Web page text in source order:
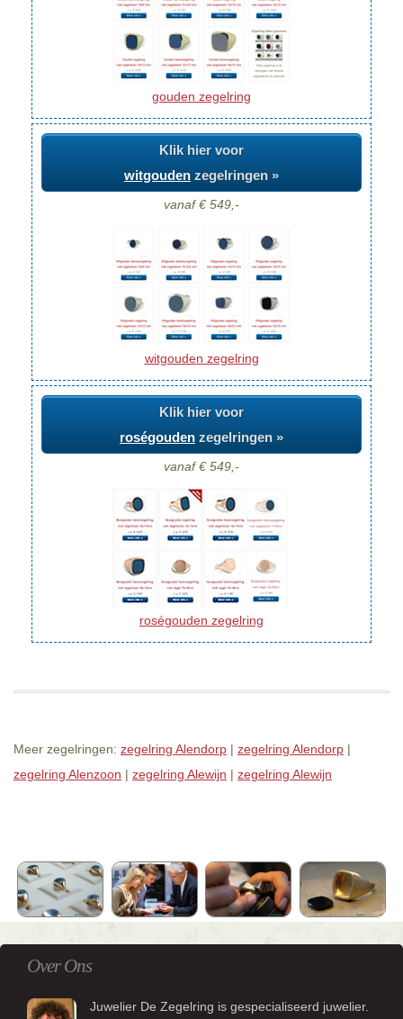
gouden zegelring
Klik hier voor
witgouden zegelringen »
vanaf € 549,-
witgouden zegelring
Klik hier voor
roségouden zegelringen »
vanaf € 549,-
roségouden zegelring
Meer zegelringen: zegelring Alendorp | zegelring Alendorp |
zegelring Alenzoon | zegelring Alewijn | zegelring Alewijn
Over Ons
Juwelier De Zegelring is gespecialiseerd juwelier.